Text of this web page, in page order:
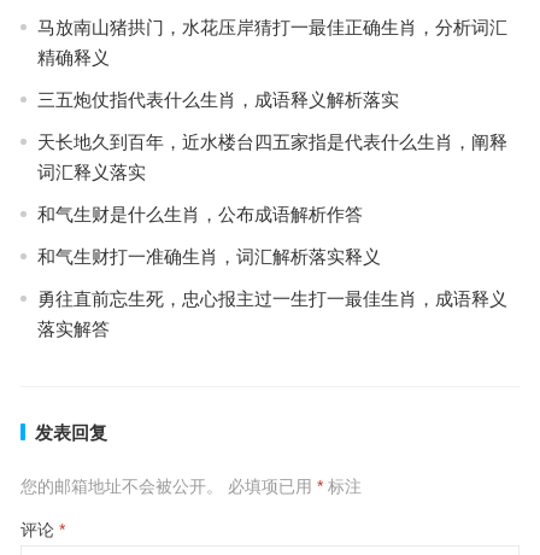
马放南山猪拱门，水花压岸猜打一最佳正确生肖，分析词汇
精确释义
三五炮仗指代表什么生肖，成语释义解析落实
天长地久到百年，近水楼台四五家指是代表什么生肖，阐释
词汇释义落实
和气生财是什么生肖，公布成语解析作答
和气生财打一准确生肖，词汇解析落实释义
勇往直前忘生死，忠心报主过一生打一最佳生肖，成语释义
落实解答
发表回复
您的邮箱地址不会被公开。 必填项已用 *标注
评论 *